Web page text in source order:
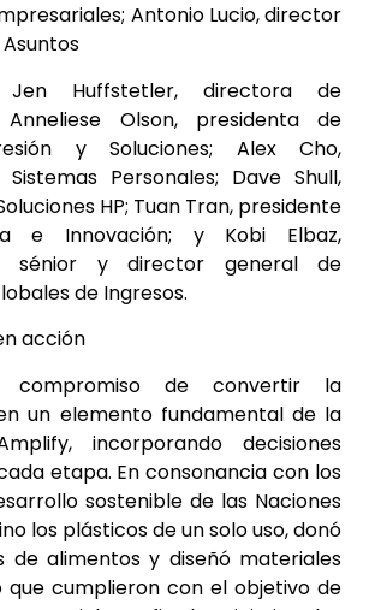
Antonio Lucio, director
Jen Huffstetler, directora de
Anneliese Olson, presidenta de
y Soluciones; Alex Cho,
Personales; Dave Shull,
HP; Tuan Tran, presidente
e Innovación; y Kobi Elbaz,
sénior y director general de
de Ingresos.
acción
de convertir la
un elemento fundamental de la
incorporando decisiones
etapa. En consonancia con los
sostenible de las Naciones
los plásticos de un solo uso, donó
de alimentos y diseñó materiales
cumplieron con el objetivo de